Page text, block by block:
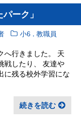
ーク」
小6 ,教職員
へ行きました。 天
戦したり、 友達や
に残る校外学習にな
続きを読む